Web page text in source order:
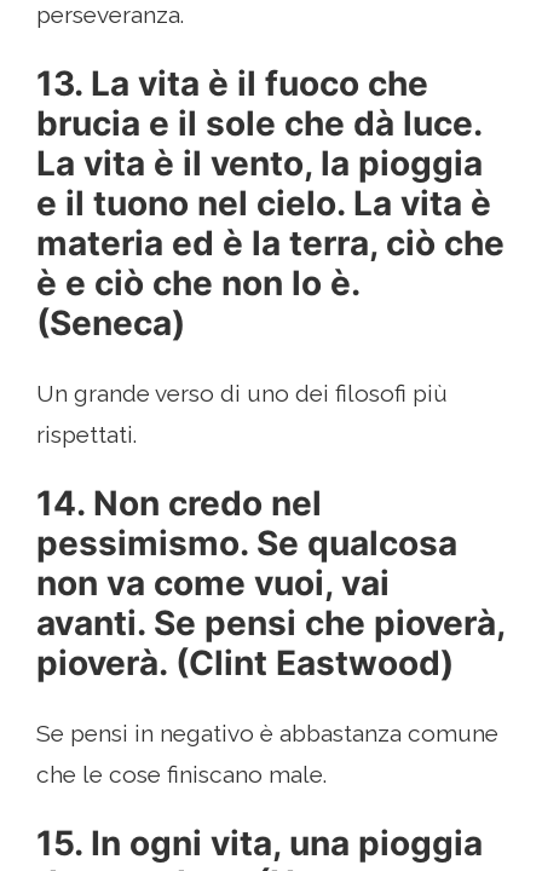
perseveranza.
13. La vita è il fuoco che
brucia e il sole che dà luce.
La vita è il vento, la pioggia
e il tuono nel cielo. La vita è
materia ed è la terra, ciò che
è e ciò che non lo è.
(Seneca)
Un grande verso di uno dei filosofi più
rispettati.
14. Non credo nel
pessimismo. Se qualcosa
non va come vuoi, vai
avanti. Se pensi che pioverà,
pioverà. (Clint Eastwood)
Se pensi in negativo è abbastanza comune
che le cose finiscano male.
15. In ogni vita, una pioggia